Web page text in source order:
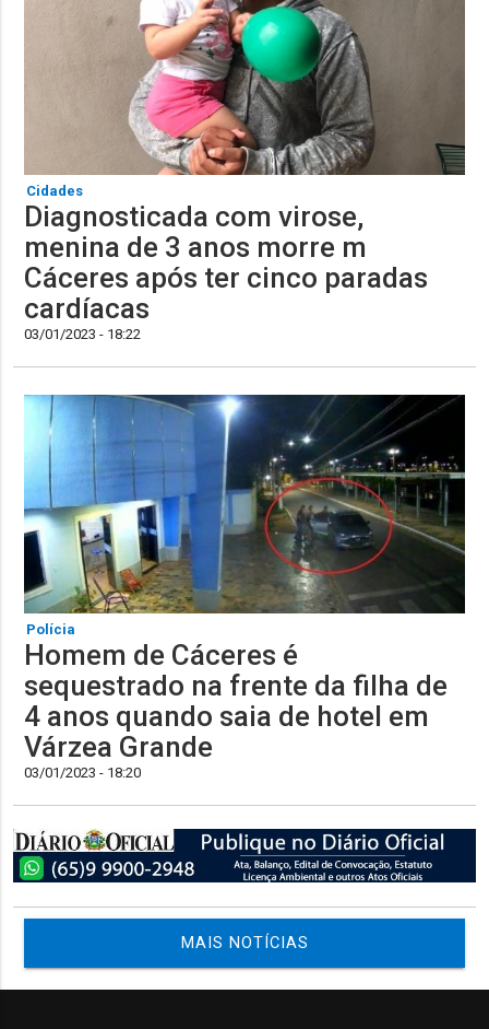
Cidades
Diagnosticada com virose,
menina de 3 anos morre m
Cáceres após ter cinco paradas
cardíacas
03/01/2023 - 18:22
Polícia
Homem de Cáceres é
sequestrado na frente da filha de
4 anos quando saia de hotel em
Várzea Grande
03/01/2023 - 18:20
MAIS NOTÍCIAS